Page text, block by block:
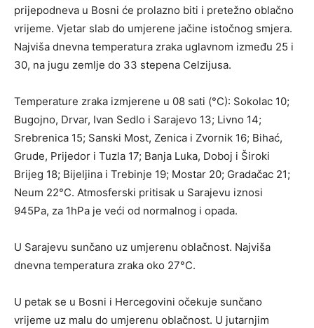
prijepodneva u Bosni će prolazno biti i pretežno oblačno
vrijeme. Vjetar slab do umjerene jačine istočnog smjera.
Najviša dnevna temperatura zraka uglavnom između 25 i
30, na jugu zemlje do 33 stepena Celzijusa.
Temperature zraka izmjerene u 08 sati (°C): Sokolac 10;
Bugojno, Drvar, Ivan Sedlo i Sarajevo 13; Livno 14;
Srebrenica 15; Sanski Most, Zenica i Zvornik 16; Bihać,
Grude, Prijedor i Tuzla 17; Banja Luka, Doboj i Široki
Brijeg 18; Bijeljina i Trebinje 19; Mostar 20; Gradačac 21;
Neum 22°C. Atmosferski pritisak u Sarajevu iznosi
945Pa, za 1hPa je veći od normalnog i opada.
U Sarajevu sunčano uz umjerenu oblačnost. Najviša
dnevna temperatura zraka oko 27°C.
U petak se u Bosni i Hercegovini očekuje sunčano
vrijeme uz malu do umjerenu oblačnost. U jutarnjim